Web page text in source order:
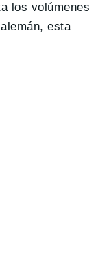
los volúmenes
esta